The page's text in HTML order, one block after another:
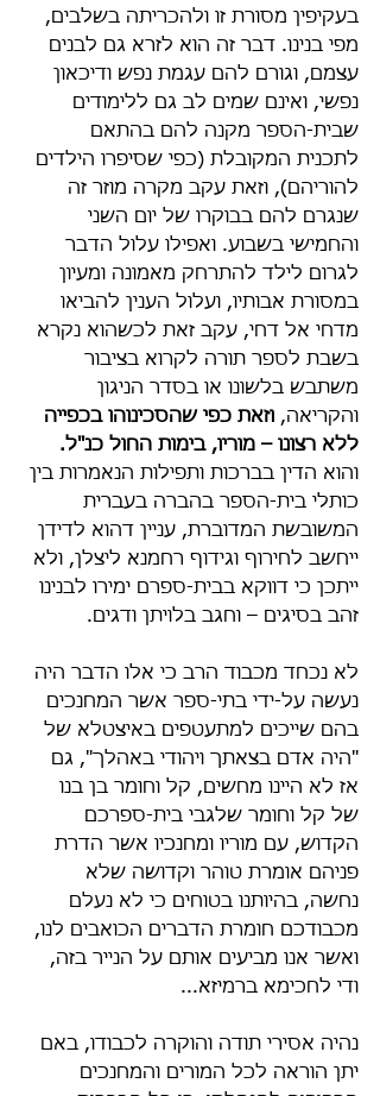
בעקיפין מסורת זו ולהכריתה בשלבים,
מפי בנינו. דבר זה הוא לזרא גם לבנים
עצמם, וגורם להם עגמת נפש ודיכאון
נפשי, ואינם שמים לב גם ללימודים
שבית-הספר מקנה להם בהתאם
לתכנית המקובלת (כפי שסיפרו הילדים
להוריהם), וזאת עקב מקרה מוזר זה
שנגרם להם בבוקרו של יום השני
והחמישי בשבוע. ואפילו עלול הדבר
לגרום לילד להתרחק מאמונה ומעיון
במסורת אבותיו, ועלול הענין להביאו
מדחי אל דחי, עקב זאת לכשהוא נקרא
בשבת לספר תורה לקרוא בציבור
משתבש בלשונו או בסדר הניגון
והקריאה, וזאת כפי שהסכינוהו בכפייה
ללא רצונו – מוריו, בימות החול כנ"ל.
והוא הדין בברכות ותפילות הנאמרות בין
כותלי בית-הספר בהברה בעברית
המשובשת המדוברת, עניין דהוא לדידן
ייחשב לחירוף וגידוף רחמנא ליצלן, ולא
ייתכן כי דווקא בבית-ספרם ימירו לבנינו
זהב בסיגים – וחגב בלויתן ודגים.
לא נכחד מכבוד הרב כי אלו הדבר היה
נעשה על-ידי בתי-ספר אשר המחנכים
בהם שייכים למתעטפים באיצטלא של
"היה אדם בצאתך ויהודי באהלך", גם
אז לא היינו מחשים, קל וחומר בן בנו
של קל וחומר שלגבי בית-ספרכם
הקדוש, עם מוריו ומחנכיו אשר הדרת
פניהם אומרת טוהר וקדושה שלא
נחשה, בהיותנו בטוחים כי לא נעלם
מכבודכם חומרת הדברים הכואבים לנו,
ואשר אנו מביעים אותם על הנייר בזה,
ודי לחכימא ברמיזא...
נהיה אסירי תודה והוקרה לכבודו, באם
יתן הוראה לכל המורים והמחנכים